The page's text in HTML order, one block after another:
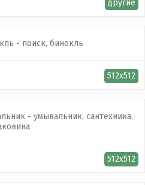
другие
512x512
512x512